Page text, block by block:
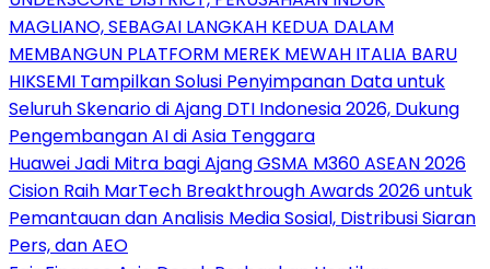
MAGLIANO, SEBAGAI LANGKAH KEDUA DALAM
MEMBANGUN PLATFORM MEREK MEWAH ITALIA BARU
HIKSEMI Tampilkan Solusi Penyimpanan Data untuk
Seluruh Skenario di Ajang DTI Indonesia 2026, Dukung
Pengembangan AI di Asia Tenggara
Huawei Jadi Mitra bagi Ajang GSMA M360 ASEAN 2026
Cision Raih MarTech Breakthrough Awards 2026 untuk
Pemantauan dan Analisis Media Sosial, Distribusi Siaran
Pers, dan AEO